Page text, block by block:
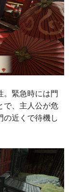
。緊急時には門
で、主人公が危
の近くで待機し